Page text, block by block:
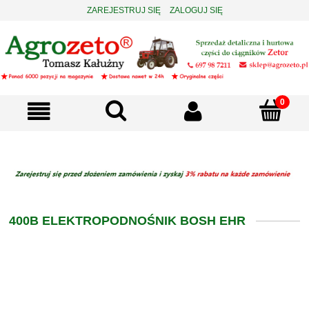
ZAREJESTRUJ SIĘ ZALOGUJ SIĘ
400B ELEKTROPODNOŚNIK BOSH EHR